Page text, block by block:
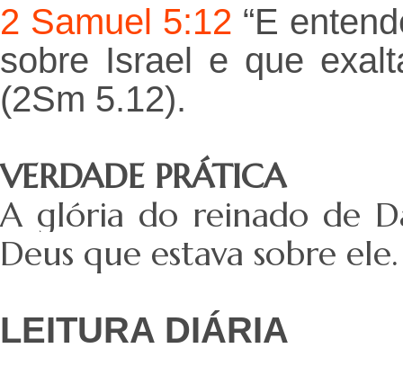
2 Samuel 5:12 “E
sobre Israel e que
(2Sm 5.12).
VERDADE PRÁTICA
A glória do reinado de
Deus que estava sobre ele.
LEITURA DIÁRIA